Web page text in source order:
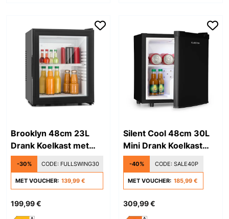
Brooklyn 48cm 23L
Drank Koelkast met
Glazen Deur Zwart
-30% CODE: FULLSWING30
MET VOUCHER: 139,99 €
199,99 €
Silent Cool 48cm 30L
Mini Drank Koelkast
Zwart
-40% CODE: SALE40P
MET VOUCHER: 185,99 €
309,99 €